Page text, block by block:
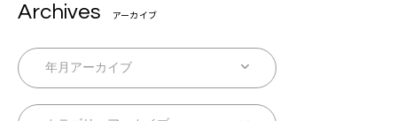
Archives アーカイブ